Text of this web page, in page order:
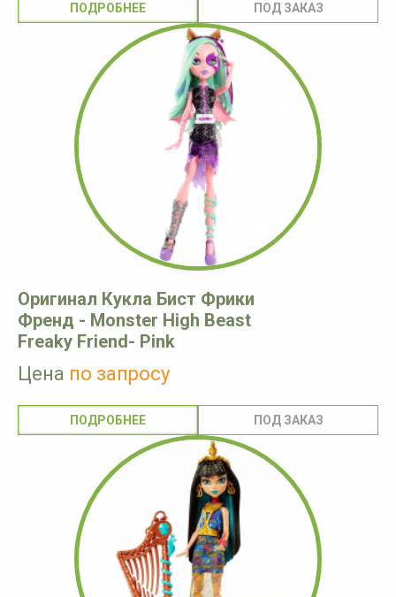
ПОДРОБНЕЕ
Оригинал Кукла Бист Фрики
Френд - Monster High Beast
Freaky Friend- Pink
Цена по запросу
ПОДРОБНЕЕ